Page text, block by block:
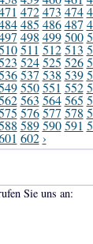
472 473 474
485 486 487
498 499 500
511 512 513
524 525 526
537 538 539
550 551 552
563 564 565
576 577 578
589 590 591
602 ›
Sie uns an: